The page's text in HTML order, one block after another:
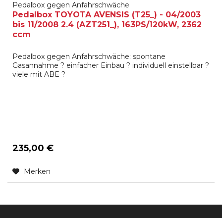
Pedalbox gegen Anfahrschwäche
Pedalbox TOYOTA AVENSIS (T25_) - 04/2003
bis 11/2008 2.4 (AZT251_), 163PS/120kW, 2362
ccm
Pedalbox gegen Anfahrschwäche: spontane
Gasannahme ? einfacher Einbau ? individuell einstellbar ?
viele mit ABE ?
235,00 €
Merken